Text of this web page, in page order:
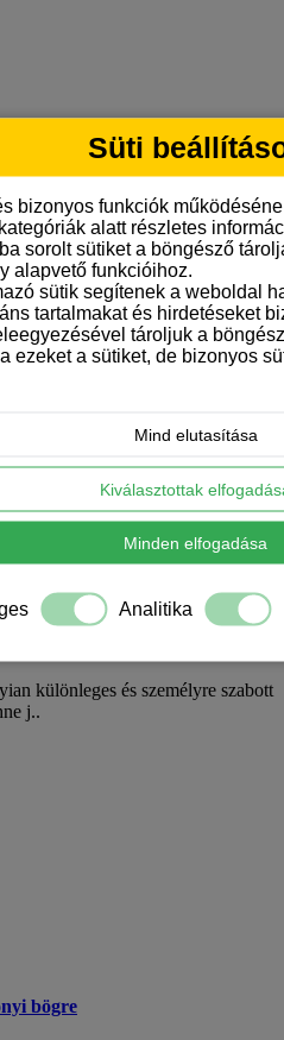
bögre
különleges és személyre szabott
j..
bögre
különleges és személyre szabott
j..
bögre
Süti
bizonyos funkciók
alatt részletes
sorolt sütiket a böngésző
alapvető funkcióihoz.
sütik segítenek a weboldal
tartalmakat és hirdetéseket
tároljuk a
ezeket a sütiket, de bizonyos
Mind elutasítása
Kiválasztottak
Minden elfogadása
Analitika